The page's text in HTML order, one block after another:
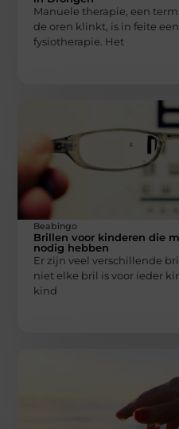
Manuele therapie, een
de oren klinkt, is in feite
fysiotherapie. Het
Beabingo
Brillen voor kinderen die
nodig hebben
Er zijn veel verschillende
niet elke bril is voor ieder
kind